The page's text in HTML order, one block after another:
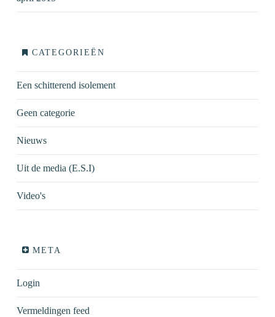
CATEGORIEËN
Een schitterend isolement
Geen categorie
Nieuws
Uit de media (E.S.I)
Video's
META
Login
Vermeldingen feed